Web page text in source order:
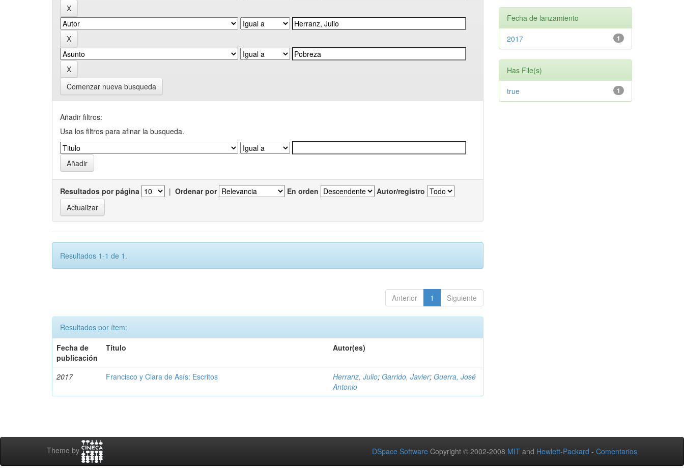
Comenzar nueva busqueda
Añadir filtros:
Usa los filtros para afinar la busqueda.
Resultados por página | Ordenar por En orden Autor/registro
Resultados 1-1 de 1.
Anterior 1 Siguiente
Resultados por ítem:
Fecha de
publicación
Título Autor(es)
2017 Francisco y Clara de Asís: Escritos Herranz, Julio; Garrido, Javier; Guerra, José
Antonio
Fecha de lanzamiento
1
2017
Has File(s)
1
true
Theme by DSpace Software Copyright © 2002-2008 MIT and Hewlett-Packard - Comentarios